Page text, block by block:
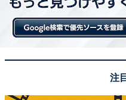
クサさんは、「100％努
だから、頑張ろう」と呼
しかし、努力の基準も人
注